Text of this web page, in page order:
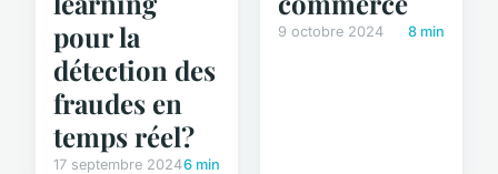
pour la
détection des
fraudes en
temps réel?
17 septembre 20246 min
9 octobre 2024 8 min